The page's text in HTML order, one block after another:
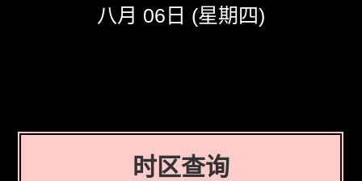
八月 06日 (星期四)
时区查询